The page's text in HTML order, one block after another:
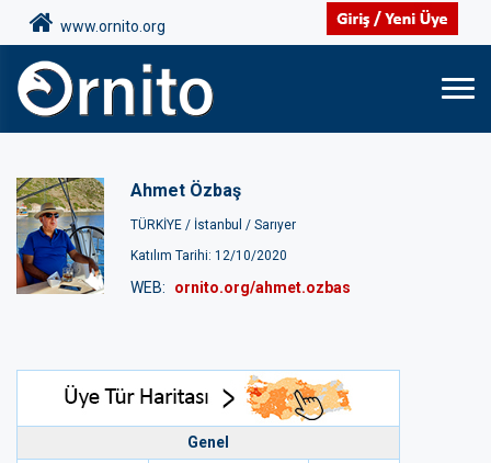
www.ornito.org
Ahmet Özbaş
TÜRKİYE / İstanbul / Sarıyer
Katılım Tarihi: 12/10/2020
WEB: ornito.org/ahmet.ozbas
Genel